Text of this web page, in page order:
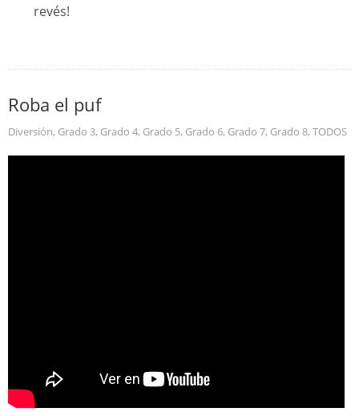
revés!
Roba el puf
Diversión, Grado 3, Grado 4, Grado 5, Grado 6, Grado 7, Grado 8, TODOS